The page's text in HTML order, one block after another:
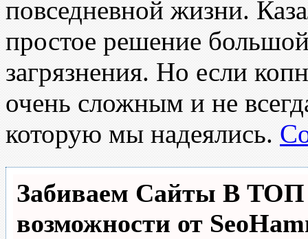
повседневной жизни.
простое решение
загрязнения. Но если
очень сложным и не
которую мы надеялись.
Забиваем Сайты В
возможности от